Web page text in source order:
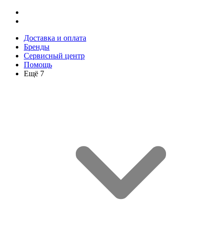
Доставка и оплата
Бренды
Сервисный центр
Помощь
Ещё 7